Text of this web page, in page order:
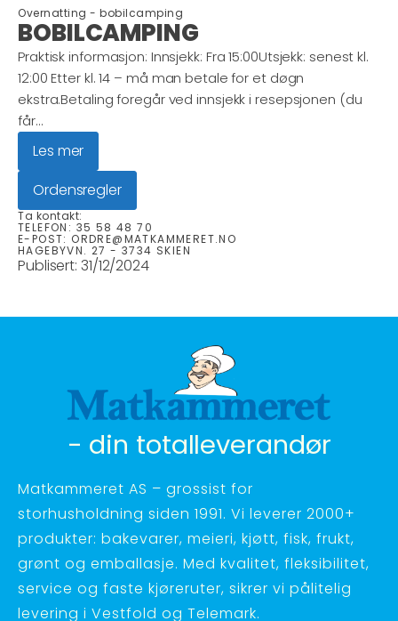
Overnatting - bobilcamping
BOBILCAMPING
Praktisk informasjon: Innsjekk: Fra 15:00Utsjekk: senest kl.
12:00 Etter kl. 14 – må man betale for et døgn
ekstra.Betaling foregår ved innsjekk i resepsjonen (du
får...
Les mer
Ordensregler
Ta kontakt:
TELEFON: 35 58 48 70
E-POST: ORDRE@MATKAMMERET.NO
HAGEBYVN. 27 - 3734 SKIEN
Publisert: 31/12/2024
- din totalleverandør
Matkammeret AS – grossist for
storhusholdning siden 1991. Vi leverer 2000+
produkter: bakevarer, meieri, kjøtt, fisk, frukt,
grønt og emballasje. Med kvalitet, fleksibilitet,
service og faste kjøreruter, sikrer vi pålitelig
levering i Vestfold og Telemark.